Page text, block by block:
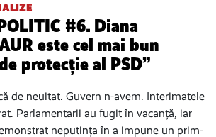
#6. Diana
este cel mai bun
protecție al PSD”
de neuitat. Guvern n-avem. Interimatele
Parlamentarii au fugit în vacanță, iar
neputința în a impune un prim-